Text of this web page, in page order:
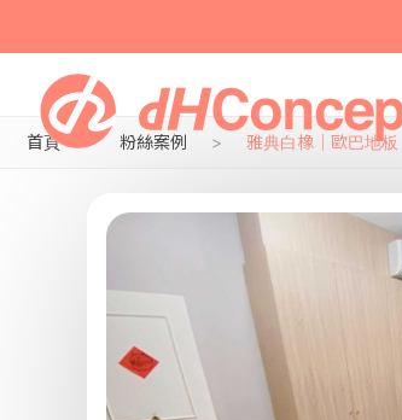
首頁 粉絲案例 雅典白橡｜歐巴地板